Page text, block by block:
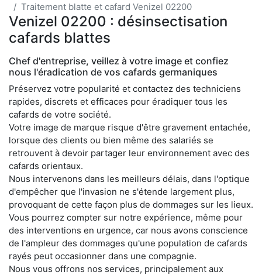
Traitement blatte et cafard Venizel 02200
Venizel 02200 : désinsectisation
cafards blattes
Chef d'entreprise, veillez à votre image et confiez
nous l'éradication de vos cafards germaniques
Préservez votre popularité et contactez des techniciens
rapides, discrets et efficaces pour éradiquer tous les
cafards de votre société.
Votre image de marque risque d'être gravement entachée,
lorsque des clients ou bien même des salariés se
retrouvent à devoir partager leur environnement avec des
cafards orientaux.
Nous intervenons dans les meilleurs délais, dans l'optique
d'empêcher que l'invasion ne s'étende largement plus,
provoquant de cette façon plus de dommages sur les lieux.
Vous pourrez compter sur notre expérience, même pour
des interventions en urgence, car nous avons conscience
de l'ampleur des dommages qu'une population de cafards
rayés peut occasionner dans une compagnie.
Nous vous offrons nos services, principalement aux